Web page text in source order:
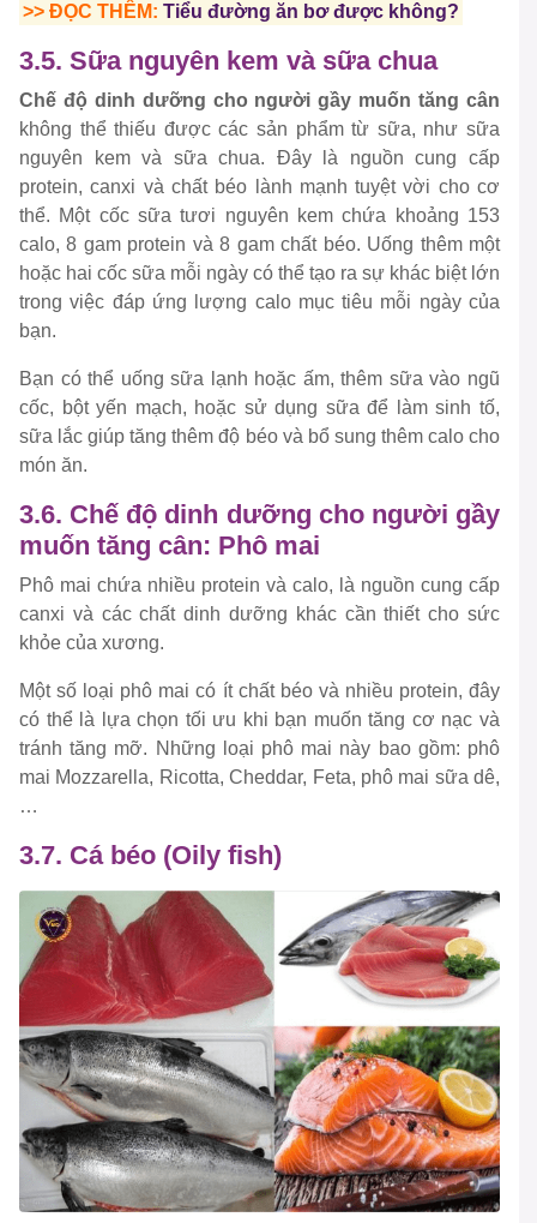
>> ĐỌC THÊM:Tiểu đường ăn bơ được không?
3.5. Sữa nguyên kem và sữa chua
Chế độ dinh dưỡng cho người gầy muốn tăng cân
không thể thiếu được các sản phẩm từ sữa, như sữa
nguyên kem và sữa chua. Đây là nguồn cung cấp
protein, canxi và chất béo lành mạnh tuyệt vời cho cơ
thể. Một cốc sữa tươi nguyên kem chứa khoảng 153
calo, 8 gam protein và 8 gam chất béo. Uống thêm một
hoặc hai cốc sữa mỗi ngày có thể tạo ra sự khác biệt lớn
trong việc đáp ứng lượng calo mục tiêu mỗi ngày của
bạn.
Bạn có thể uống sữa lạnh hoặc ấm, thêm sữa vào ngũ
cốc, bột yến mạch, hoặc sử dụng sữa để làm sinh tố,
sữa lắc giúp tăng thêm độ béo và bổ sung thêm calo cho
món ăn.
3.6. Chế độ dinh dưỡng cho người gầy
muốn tăng cân: Phô mai
Phô mai chứa nhiều protein và calo, là nguồn cung cấp
canxi và các chất dinh dưỡng khác cần thiết cho sức
khỏe của xương.
Một số loại phô mai có ít chất béo và nhiều protein, đây
có thể là lựa chọn tối ưu khi bạn muốn tăng cơ nạc và
tránh tăng mỡ. Những loại phô mai này bao gồm: phô
mai Mozzarella, Ricotta, Cheddar, Feta, phô mai sữa dê,
…
3.7. Cá béo (Oily fish)